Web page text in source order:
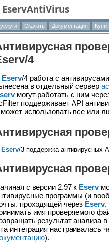
EservAntiVirus
Скачать Документация
/4
Eserv/4 работа с
в отдельный сервер
могут работать с ним
поддерживает API
может использовать все или
Eserv/3 поддержка антивирусных
с версии 2.97 к Eserv
программы (и
проходящей через Eserv.
имя проверяемого
результат анализа
интеграция настраивалась
).